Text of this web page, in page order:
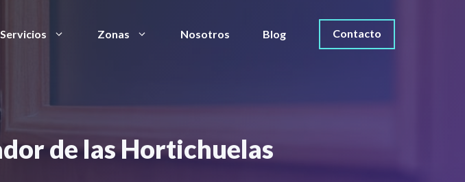
Servicios Zonas Nosotros Blog Contacto
de las Hortichuelas